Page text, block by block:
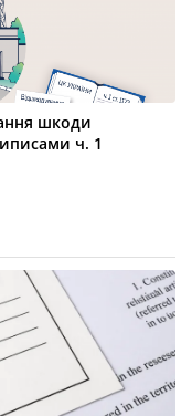
шкоди
ч. 1